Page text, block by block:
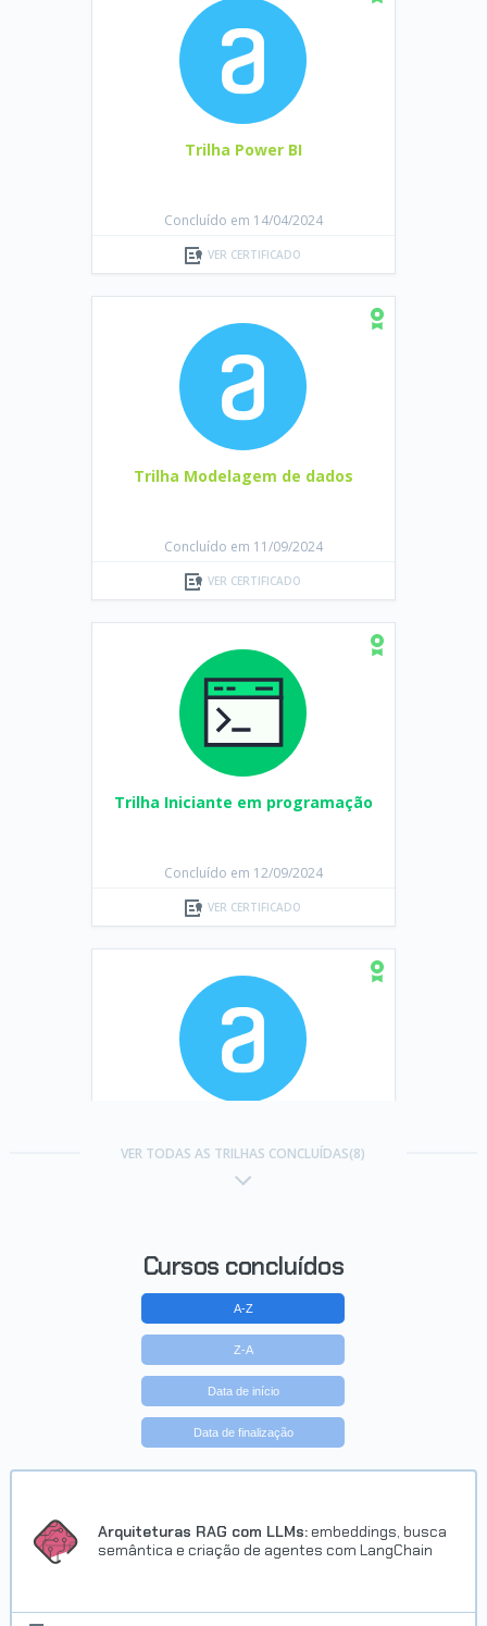
Trilha Power BI
Concluído em 14/04/2024
VER CERTIFICADO
Trilha Modelagem de dados
Concluído em 11/09/2024
VER CERTIFICADO
Trilha Iniciante em programação
Concluído em 12/09/2024
VER CERTIFICADO
Trilha Consultas com MySQL
Concluído em 28/09/2024
VER CERTIFICADO
VER TODAS AS TRILHAS CONCLUÍDAS(8)
Cursos concluídos
A-Z
Z-A
Data de início
Data de finalização
Arquiteturas RAG com LLMs: embeddings, busca
semântica e criação de agentes com LangChain